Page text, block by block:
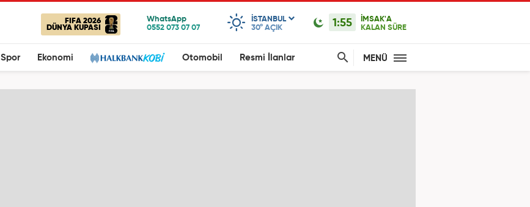
FIFA 2026
DÜNYA KUPASI
ISTANBUL
30° AÇIK 1:55
İMSAK'A
KALAN SÜRE
Spor Ekonomi Otomobil Resmi İlanlar MENÜ